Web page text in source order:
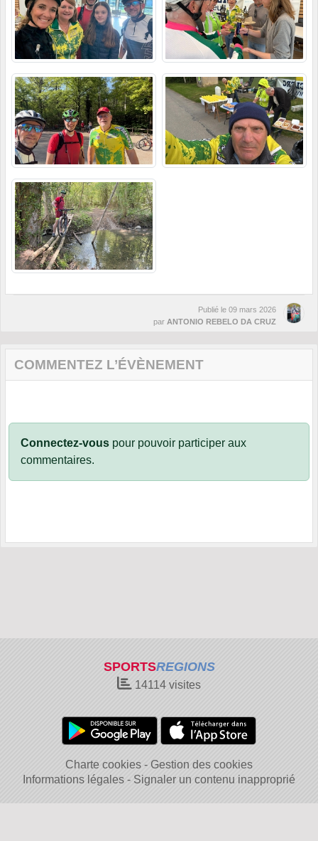
Publié le 09 mars 2026
par ANTONIO REBELO DA CRUZ
COMMENTEZ L’ÉVÈNEMENT
Connectez-vous pour pouvoir participer aux
commentaires.
SPORTSREGIONS
14114 visites
Charte cookies
Gestion des cookies
Informations légales
Signaler un contenu inapproprié